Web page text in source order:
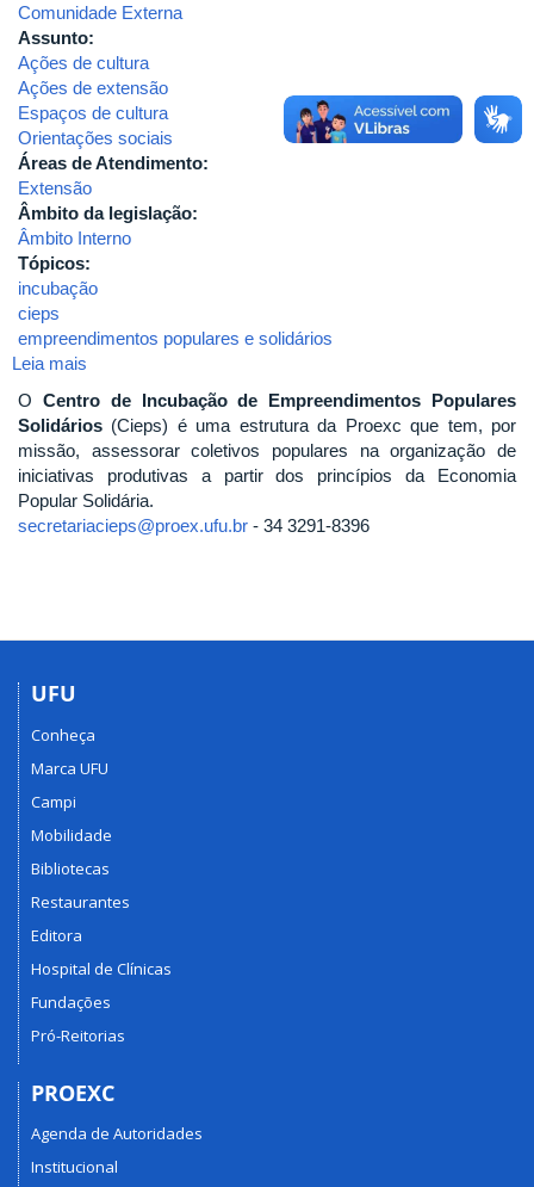
Comunidade Externa
Assunto:
Ações de cultura
Ações de extensão
Espaços de cultura
Orientações sociais
Áreas de Atendimento:
Extensão
Âmbito da legislação:
Âmbito Interno
Tópicos:
incubação
cieps
empreendimentos populares e solidários
Leia mais
RESOLUÇÃO
No
02/2017,
CONSEX-
institucionalização
do
de
(Cieps)
O Centro de Incubação de Empreendimentos Populares
Solidários (Cieps) é uma estrutura da Proexc que tem, por
missão, assessorar coletivos populares na organização de
iniciativas produtivas a partir dos princípios da Economia
Popular Solidária.
secretariacieps@proex.ufu.br - 34 3291-8396
UFU
Conheça
Marca UFU
Campi
Mobilidade
Bibliotecas
Restaurantes
Editora
Hospital de Clínicas
Fundações
Pró-Reitorias
PROEXC
Agenda de Autoridades
Institucional